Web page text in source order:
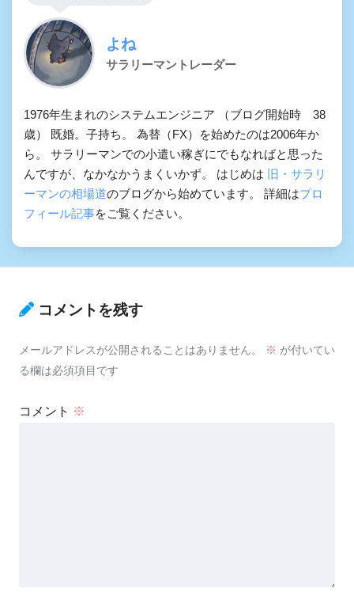
よね
サラリーマントレーダー
1976年生まれのシステムエンジニア （ブログ開始時 38
歳） 既婚。子持ち。 為替（FX）を始めたのは2006年か
ら。 サラリーマンでの小遣い稼ぎにでもなればと思った
んですが、なかなかうまくいかず。 はじめは 旧・サラリ
ーマンの相場道のブログから始めています。 詳細はプロ
フィール記事をご覧ください。
コメントを残す
メールアドレスが公開されることはありません。 ※ が付いてい
る欄は必須項目です
コメント ※